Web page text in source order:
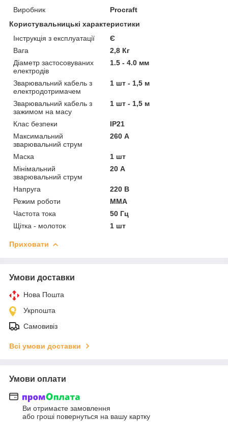
Виробник
Procraft
Користувальницькі характеристики
Інструкція з експлуатації
Є
Вага
2,8 Кг
Діаметр застосовуваних
електродів
1.5 - 4.0 мм
Зварювальний кабель з
електродотримачем
1 шт - 1,5 м
Зварювальний кабель з
зажимом на масу
1 шт - 1,5 м
Клас безпеки
IP21
Максимальний
зварювальний струм
260 А
Маска
1 шт
Мінімальний
зварювальний струм
20 А
Напруга
220 В
Режим роботи
MMA
Частота тока
50 Гц
Щітка - молоток
1 шт
Приховати
Умови доставки
Нова Пошта
Укрпошта
Самовивіз
Всі умови доставки
Умови оплати
Ви отримаєте замовлення
або гроші повернуться на вашу картку